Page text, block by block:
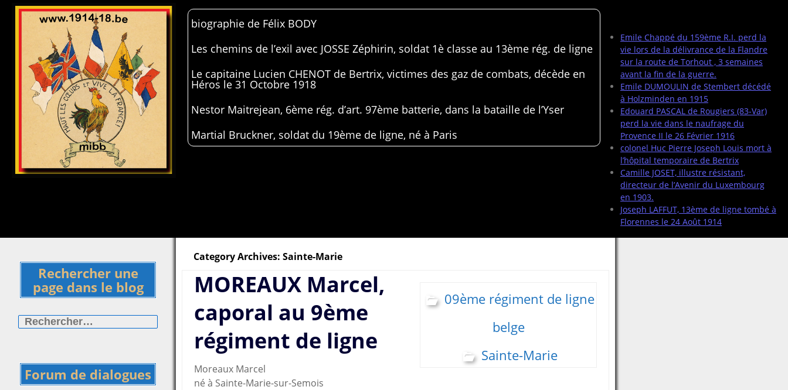
Emile Chappé du 159ème R.I. perd la
vie lors de la délivrance de la Flandre
sur la route de Torhout , 3 semaines
avant la fin de la guerre.
Emile DUMOULIN de Stembert décédé
à Holzminden en 1915
Edouard PASCAL de Rougiers (83-Var)
perd la vie dans le naufrage du
Provence II le 26 Février 1916
colonel Huc Pierre Joseph Louis mort à
l’hôpital temporaire de Bertrix
Camille JOSET, illustre résistant,
directeur de l’Avenir du Luxembourg
en 1903.
Joseph LAFFUT, 13ème de ligne tombé à
Florennes le 24 Août 1914
biographie de Félix BODY
Les chemins de l’exil avec JOSSE Zéphirin, soldat 1è classe au 13ème rég. de ligne
Le capitaine Lucien CHENOT de Bertrix, victimes des gaz de combats, décède en
Héros le 31 Octobre 1918
Nestor Maitrejean, 6ème rég. d’art. 97ème batterie, dans la bataille de l’Yser
Martial Bruckner, soldat du 19ème de ligne, né à Paris
Rechercher une
page dans le blog
Forum de dialogues
Category Archives: Sainte-Marie
09ème régiment de ligne
belge
Sainte-Marie
MOREAUX Marcel,
caporal au 9ème
régiment de ligne
Moreaux Marcel
né à Sainte-Marie-sur-Semois